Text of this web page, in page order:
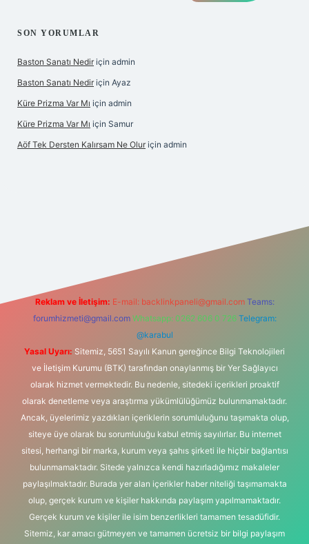
SON YORUMLAR
Baston Sanatı Nedir için admin
Baston Sanatı Nedir için Ayaz
Küre Prizma Var Mı için admin
Küre Prizma Var Mı için Samur
Aöf Tek Dersten Kalırsam Ne Olur için admin
Reklam ve İletişim: E-mail: backlinkpaneli@gmail.com Teams:
forumhizmeti@gmail.com Whatsapp: 0262 606 0 726 Telegram:
@karabul
Yasal Uyarı: Sitemiz, 5651 Sayılı Kanun gereğince Bilgi Teknolojileri
ve İletişim Kurumu (BTK) tarafından onaylanmış bir Yer Sağlayıcı
olarak hizmet vermektedir. Bu nedenle, sitedeki içerikleri proaktif
olarak denetleme veya araştırma yükümlülüğümüz bulunmamaktadır.
Ancak, üyelerimiz yazdıkları içeriklerin sorumluluğunu taşımakta olup,
siteye üye olarak bu sorumluluğu kabul etmiş sayılırlar. Bu internet
sitesi, herhangi bir marka, kurum veya şahıs şirketi ile hiçbir bağlantısı
bulunmamaktadır. Sitede yalnızca kendi hazırladığımız makaleler
paylaşılmaktadır. Burada yer alan içerikler haber niteliği taşımamakta
olup, gerçek kurum ve kişiler hakkında paylaşım yapılmamaktadır.
Gerçek kurum ve kişiler ile isim benzerlikleri tamamen tesadüfidir.
Sitemiz, kar amacı gütmeyen ve tamamen ücretsiz bir bilgi paylaşım